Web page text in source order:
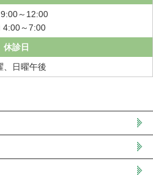
～12:00
4:00～7:00
休診日
、日曜午後